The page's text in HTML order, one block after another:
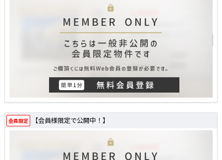
会員限定 【会員様限定で公開中！】